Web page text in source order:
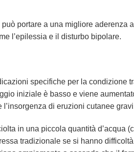
può portare a una migliore aderenza
l’epilessia e il disturbo bipolare.
specifiche per la condizione
iniziale è basso e viene
di eruzioni cutanee
in una piccola quantità d’acqua
tradizionale se si hanno